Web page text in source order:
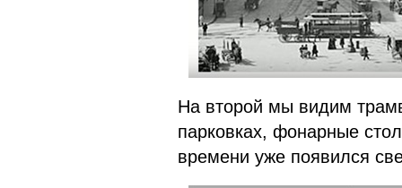
На второй мы видим
парковках, фонарные
времени уже появился